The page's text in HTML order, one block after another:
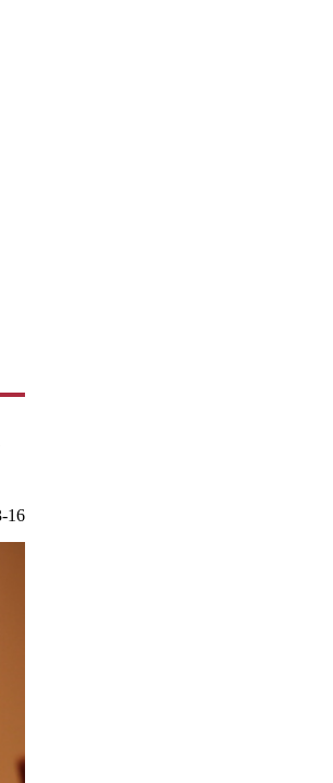
16